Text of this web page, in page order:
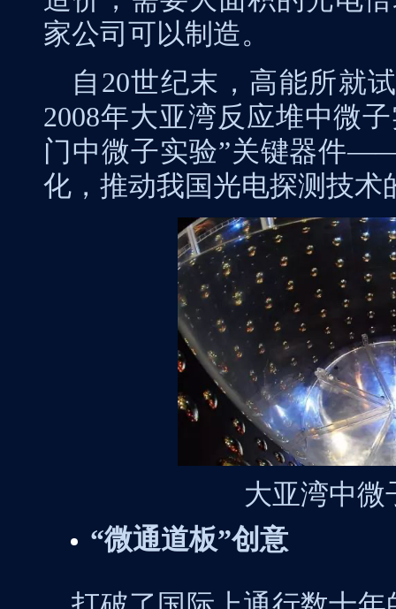
家公司可以制造。
自 20世纪末，高能所就
2008年大亚湾反应堆中微
门中微子实验”关键器件
化，推动我国光电探测技术
大亚湾中微
“微通道板”创意